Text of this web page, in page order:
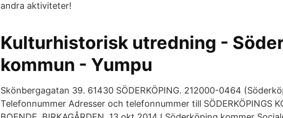
andra aktiviteter!
Kulturhistorisk utredning -
kommun - Yumpu
Skönbergagatan 39. 61430 SÖDERKÖPING. 212000-0464
Telefonnummer Adresser och telefonnummer till SÖDERKÖPINGS